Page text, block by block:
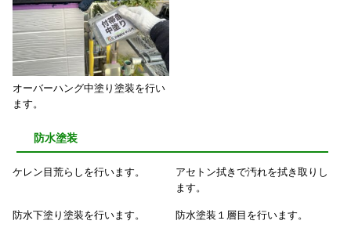
オーバーハング中塗り塗装を行い
ます。
防水塗装
ケレン目荒らしを行います。
アセトン拭きで汚れを拭き取りし
ます。
防水下塗り塗装を行います。 防水塗装１層目を行います。